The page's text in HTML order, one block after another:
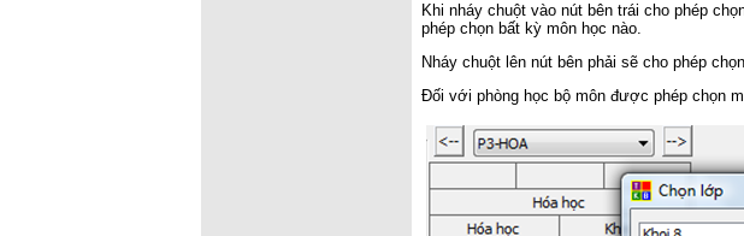
Khi nháy chuột vào nút bên trái cho phép
phép chọn bất kỳ môn học nào.
Nháy chuột lên nút bên phải sẽ cho phép
Đối với phòng học bộ môn được phép chọn